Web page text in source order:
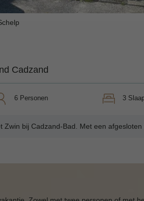
Cadzand
6 Personen 3
Zwin bij Cadzand-Bad. Met een